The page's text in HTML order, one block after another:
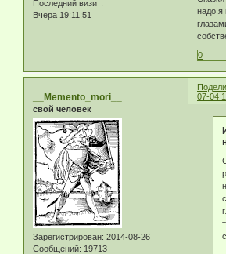
Последний визит:
Вчера 19:11:51
надо,я
0
07-04
__Memento_mori__
свой человек
Зарегистрирован: 2014-08-26
Сообщений: 19713